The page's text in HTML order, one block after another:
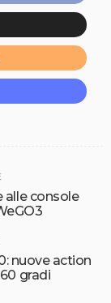
alle console
nuove action
gradi